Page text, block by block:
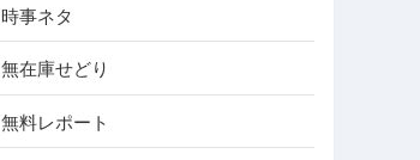
時事ネタ
無在庫せどり
無料レポート